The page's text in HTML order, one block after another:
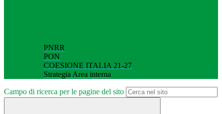
PNRR
PON
COESIONE ITALIA 21-27
Strategia Area interna
Campo di ricerca per le pagine del sito